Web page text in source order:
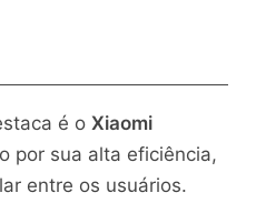
é o Xiaomi
por sua alta eficiência,
entre os usuários.